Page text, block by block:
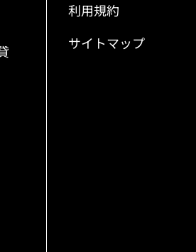
利用規約
サイトマップ